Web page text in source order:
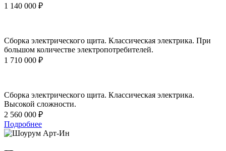
1 140 000 ₽
Сборка электрического щита. Классическая электрика. При
большом количестве электропотребителей.
1 710 000 ₽
Сборка электрического щита. Классическая электрика.
Высокой сложности.
2 560 000 ₽
Подробнее